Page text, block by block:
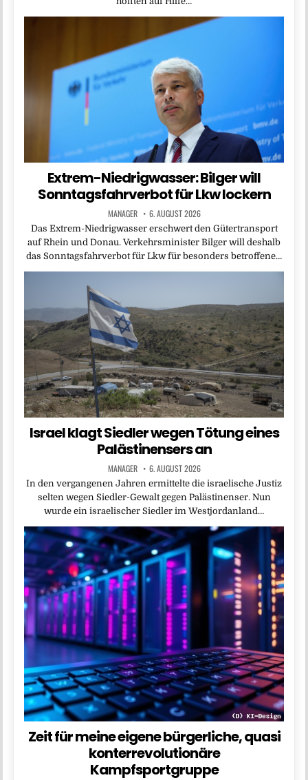
Extrem-Niedrigwasser: Bilger will
Sonntagsfahrverbot für Lkw lockern
MANAGER 6. AUGUST 2026
Das Extrem-Niedrigwasser erschwert den Gütertransport
auf Rhein und Donau. Verkehrsminister Bilger will deshalb
das Sonntagsfahrverbot für Lkw für besonders betroffene…
Israel klagt Siedler wegen Tötung eines
Palästinensers an
MANAGER 6. AUGUST 2026
In den vergangenen Jahren ermittelte die israelische Justiz
selten wegen Siedler-Gewalt gegen Palästinenser. Nun
wurde ein israelischer Siedler im Westjordanland…
Zeit für meine eigene bürgerliche, quasi
konterrevolutionäre
Kampfsportgruppe